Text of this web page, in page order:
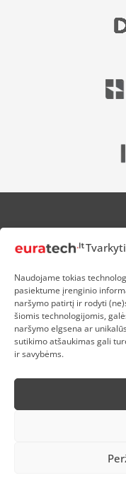
Naudojame tokias
pasiektume įrenginio
naršymo patirtį ir rodyti
šiomis technologijomis,
naršymo elgsena ar
sutikimo atšaukimas gali
ir savybėms.
PREKIŲ